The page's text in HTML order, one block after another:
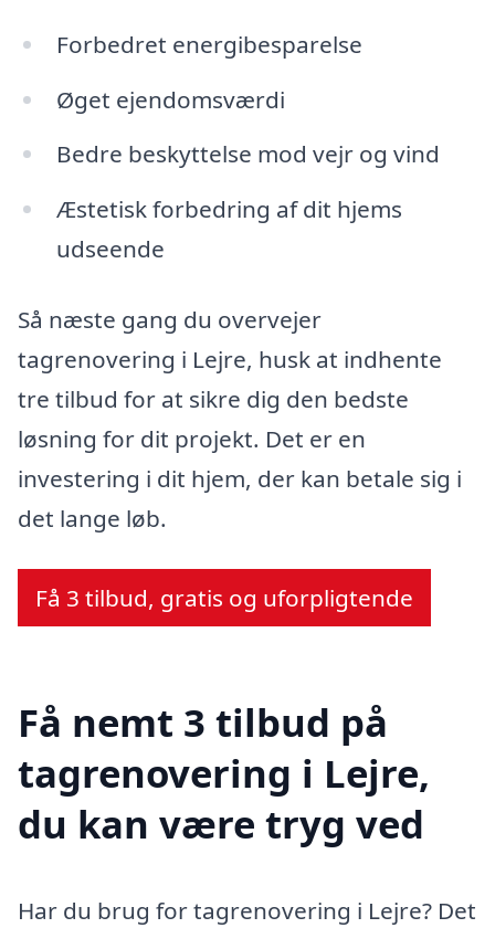
Forbedret energibesparelse
Øget ejendomsværdi
Bedre beskyttelse mod vejr og vind
Æstetisk forbedring af dit hjems
udseende
Så næste gang du overvejer
tagrenovering i Lejre, husk at indhente
tre tilbud for at sikre dig den bedste
løsning for dit projekt. Det er en
investering i dit hjem, der kan betale sig i
det lange løb.
Få 3 tilbud, gratis og uforpligtende
Få nemt 3 tilbud på
tagrenovering i Lejre,
du kan være tryg ved
Har du brug for tagrenovering i Lejre? Det